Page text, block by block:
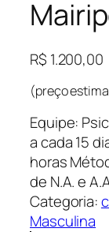
R$ 1.200,00
(preço
Equipe:
a cada 15
horas
de N.A. e
Categoria:
Masculina